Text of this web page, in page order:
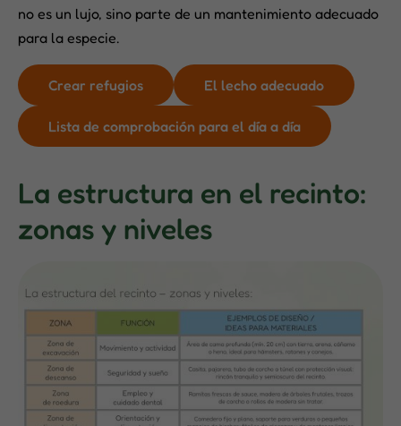
no es un lujo, sino parte de un mantenimiento adecuado
para la especie.
Crear refugios El lecho adecuado
Lista de comprobación para el día a día
La estructura en el recinto:
zonas y niveles